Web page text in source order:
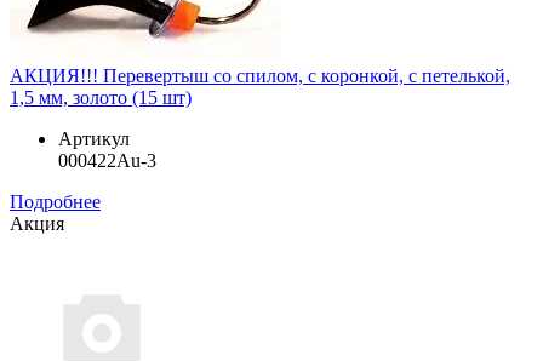
АКЦИЯ!!! Перевертыш со спилом, с коронкой, с петелькой,
1,5 мм, золото (15 шт)
Артикул
000422Au-3
Подробнее
Акция